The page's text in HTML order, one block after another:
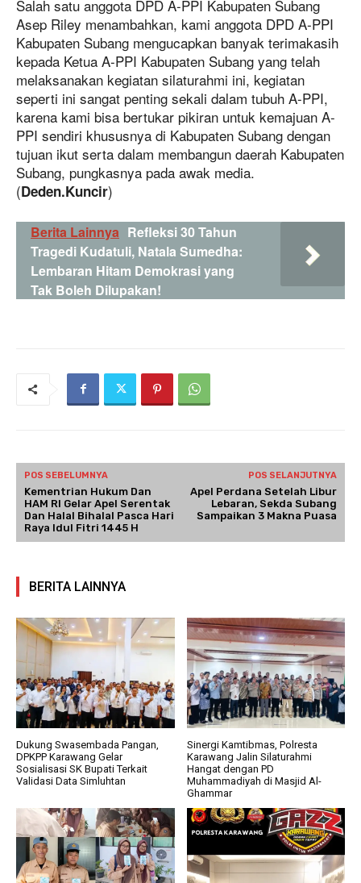
Salah satu anggota DPD A-PPI Kabupaten Subang
Asep Riley menambahkan, kami anggota DPD A-PPI
Kabupaten Subang mengucapkan banyak terimakasih
kepada Ketua A-PPI Kabupaten Subang yang telah
melaksanakan kegiatan silaturahmi ini, kegiatan
seperti ini sangat penting sekali dalam tubuh A-PPI,
karena kami bisa bertukar pikiran untuk kemajuan A-
PPI sendiri khususnya di Kabupaten Subang dengan
tujuan ikut serta dalam membangun daerah Kabupaten
Subang, pungkasnya pada awak media.
(Deden.Kuncir)
Berita Lainnya Refleksi 30 Tahun
Tragedi Kudatuli, Natala Sumedha:
Lembaran Hitam Demokrasi yang
Tak Boleh Dilupakan!
POS SEBELUMNYA
Kementrian Hukum Dan
HAM RI Gelar Apel Serentak
Dan Halal Bihalal Pasca Hari
Raya Idul Fitri 1445 H
POS SELANJUTNYA
Apel Perdana Setelah Libur
Lebaran, Sekda Subang
Sampaikan 3 Makna Puasa
BERITA LAINNYA
Dukung Swasembada Pangan,
DPKPP Karawang Gelar
Sosialisasi SK Bupati Terkait
Validasi Data Simluhtan
Sinergi Kamtibmas, Polresta
Karawang Jalin Silaturahmi
Hangat dengan PD
Muhammadiyah di Masjid Al-
Ghammar